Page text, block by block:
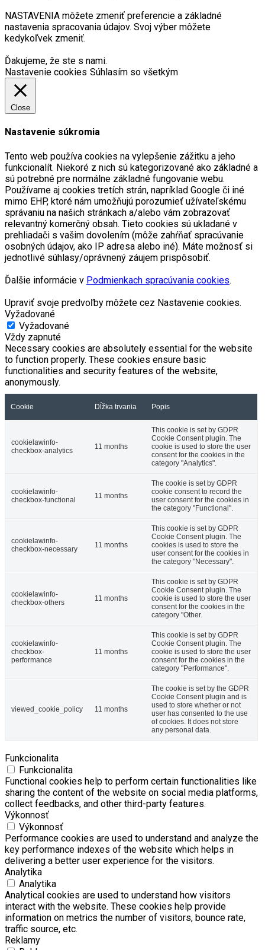
NASTAVENIA môžete zmeniť preferencie a základné
nastavenia spracovania údajov. Svoj výber môžete
kedykoľvek zmeniť.
Ďakujeme, že ste s nami.
Nastavenie cookies Súhlasím so všetkým
Close
Nastavenie súkromia
Tento web používa cookies na vylepšenie zážitku a jeho
funkcionalít. Niekoré z nich sú kategorizované ako základné a
sú potrebné pre normálne základné fungovanie webu.
Používame aj cookies tretích strán, napríklad Google či iné
mimo EHP, ktoré nám umožňujú porozumieť užívateľskému
správaniu na našich stránkach a/alebo vám zobrazovať
relevantný komerčný obsah. Tieto cookies sú ukladané v
prehliadači s vašim dovolením (môže zahŕňať spracúvanie
osobných údajov, ako IP adresa alebo iné). Máte možnosť si
jednotlivé súhlasy/oprávnený záujem prispôsobiť.
Ďalšie informácie v Podmienkach spracúvania cookies.
Upraviť svoje predvoľby môžete cez Nastavenie cookies.
Vyžadované
Vyžadované
Vždy zapnuté
Necessary cookies are absolutely essential for the website
to function properly. These cookies ensure basic
functionalities and security features of the website,
anonymously.
Cookie Dĺžka trvania Popis
cookielawinfo-
checkbox-analytics
11 months
This cookie is set by GDPR
Cookie Consent plugin. The
cookie is used to store the user
consent for the cookies in the
category "Analytics".
cookielawinfo-
checkbox-functional
11 months
The cookie is set by GDPR
cookie consent to record the
user consent for the cookies in
the category "Functional".
cookielawinfo-
checkbox-necessary
11 months
This cookie is set by GDPR
Cookie Consent plugin. The
cookies is used to store the
user consent for the cookies in
the category "Necessary".
cookielawinfo-
checkbox-others
11 months
This cookie is set by GDPR
Cookie Consent plugin. The
cookie is used to store the user
consent for the cookies in the
category "Other.
cookielawinfo-
checkbox-
performance
11 months
This cookie is set by GDPR
Cookie Consent plugin. The
cookie is used to store the user
consent for the cookies in the
category "Performance".
viewed_cookie_policy 11 months
The cookie is set by the GDPR
Cookie Consent plugin and is
used to store whether or not
user has consented to the use
of cookies. It does not store
any personal data.
Funkcionalita
Funkcionalita
Functional cookies help to perform certain functionalities like
sharing the content of the website on social media platforms,
collect feedbacks, and other third-party features.
Výkonnosť
Výkonnosť
Performance cookies are used to understand and analyze the
key performance indexes of the website which helps in
delivering a better user experience for the visitors.
Analytika
Analytika
Analytical cookies are used to understand how visitors
interact with the website. These cookies help provide
information on metrics the number of visitors, bounce rate,
traffic source, etc.
Reklamy